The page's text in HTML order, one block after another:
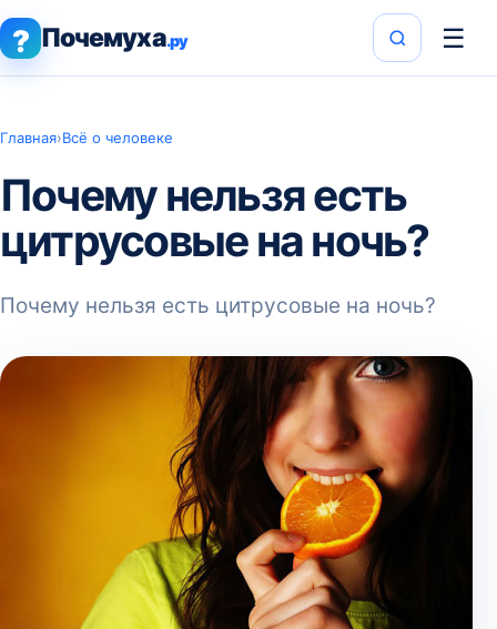
? Почемуха.ру ☰
Главная›Всё о человеке
Почему нельзя есть
цитрусовые на ночь?
Почему нельзя есть цитрусовые на ночь?